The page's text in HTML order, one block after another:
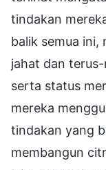
tindakan
balik semua ini,
jahat dan
serta status
mereka
tindakan yang
membangun